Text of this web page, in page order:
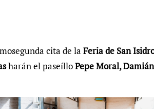
cita de la Feria de San
harán el paseílloPepe Moral, Damián